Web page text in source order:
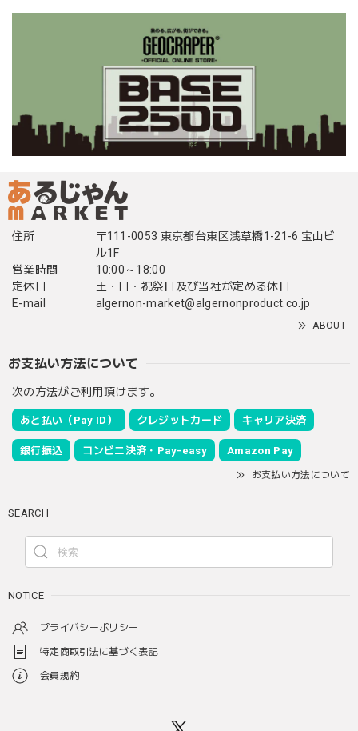
住所
〒111-0053 東京都台東区浅草橋1-21-6 宝山ビ
ル1F
営業時間
10:00～18:00
定休日
土・日・祝祭日及び当社が定める休日
E-mail
algernon-market@algernonproduct.co.jp
ABOUT
お支払い方法について
次の方法がご利用頂けます。
あと払い（Pay ID） クレジットカード キャリア決済
銀行振込 コンビニ決済・Pay-easy Amazon Pay
お支払い方法について
SEARCH
NOTICE
プライバシーポリシー
特定商取引法に基づく表記
会員規約